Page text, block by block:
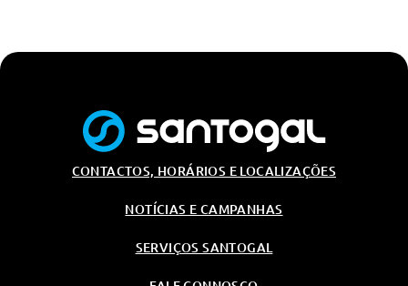
CONTACTOS, HORÁRIOS E LOCALIZAÇÕES
NOTÍCIAS E CAMPANHAS
SERVIÇOS SANTOGAL